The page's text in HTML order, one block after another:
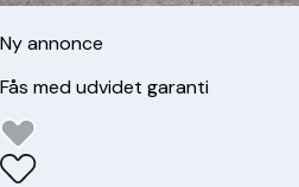
Ny annonce
Fås med udvidet garanti